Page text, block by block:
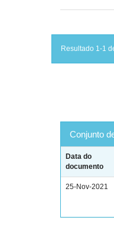
Resultado 1-1
Conjunto
Data do
documento
25-Nov-2021